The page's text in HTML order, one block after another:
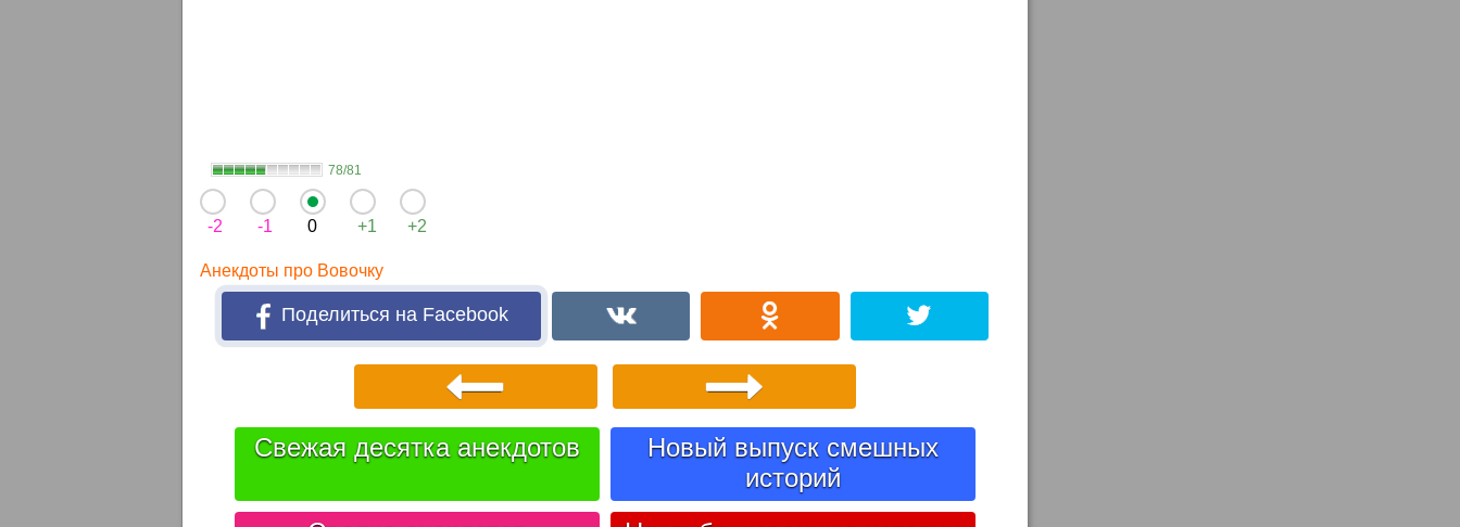
78/81
-2 -1 0 +1 +2
Анекдоты про Вовочку
Поделиться на Facebook
Свежая десятка анекдотов
Новый выпуск смешных
историй